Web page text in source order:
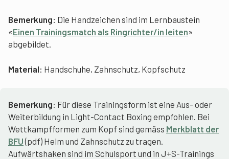
Bemerkung: Die Handzeichen sind im Lernbaustein
«Einen Trainingsmatch als Ringrichter/in leiten»
abgebildet.
Material: Handschuhe, Zahnschutz, Kopfschutz
Bemerkung: Für diese Trainingsform ist eine Aus- oder
Weiterbildung in Light-Contact Boxing empfohlen. Bei
Wettkampfformen zum Kopf sind gemäss Merkblatt der
BFU(pdf) Helm und Zahnschutz zu tragen.
Aufwärtshaken sind im Schulsport und in J+S-Trainings